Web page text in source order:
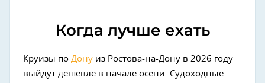
Когда лучше ехать
Круизы по Дону из Ростова-на-Дону в 2026 году
выйдут дешевле в начале осени. Судоходные